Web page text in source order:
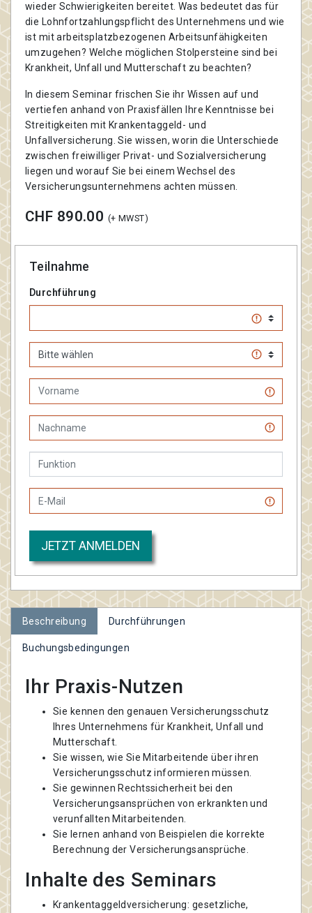
wieder Schwierigkeiten bereitet. Was bedeutet das für
die Lohnfortzahlungspflicht des Unternehmens und wie
ist mit arbeitsplatzbezogenen Arbeitsunfähigkeiten
umzugehen? Welche möglichen Stolpersteine sind bei
Krankheit, Unfall und Mutterschaft zu beachten?
In diesem Seminar frischen Sie ihr Wissen auf und
vertiefen anhand von Praxisfällen Ihre Kenntnisse bei
Streitigkeiten mit Krankentaggeld- und
Unfallversicherung. Sie wissen, worin die Unterschiede
zwischen freiwilliger Privat- und Sozialversicherung
liegen und worauf Sie bei einem Wechsel des
Versicherungsunternehmens achten müssen.
CHF 890.00 (+ MWST)
Teilnahme
Durchführung
JETZT ANMELDEN
Beschreibung Durchführungen
Buchungsbedingungen
Ihr Praxis-Nutzen
Sie kennen den genauen Versicherungsschutz
Ihres Unternehmens für Krankheit, Unfall und
Mutterschaft.
Sie wissen, wie Sie Mitarbeitende über ihren
Versicherungsschutz informieren müssen.
Sie gewinnen Rechtssicherheit bei den
Versicherungsansprüchen von erkrankten und
verunfallten Mitarbeitenden.
Sie lernen anhand von Beispielen die korrekte
Berechnung der Versicherungsansprüche.
Inhalte des Seminars
Krankentaggeldversicherung: gesetzliche,